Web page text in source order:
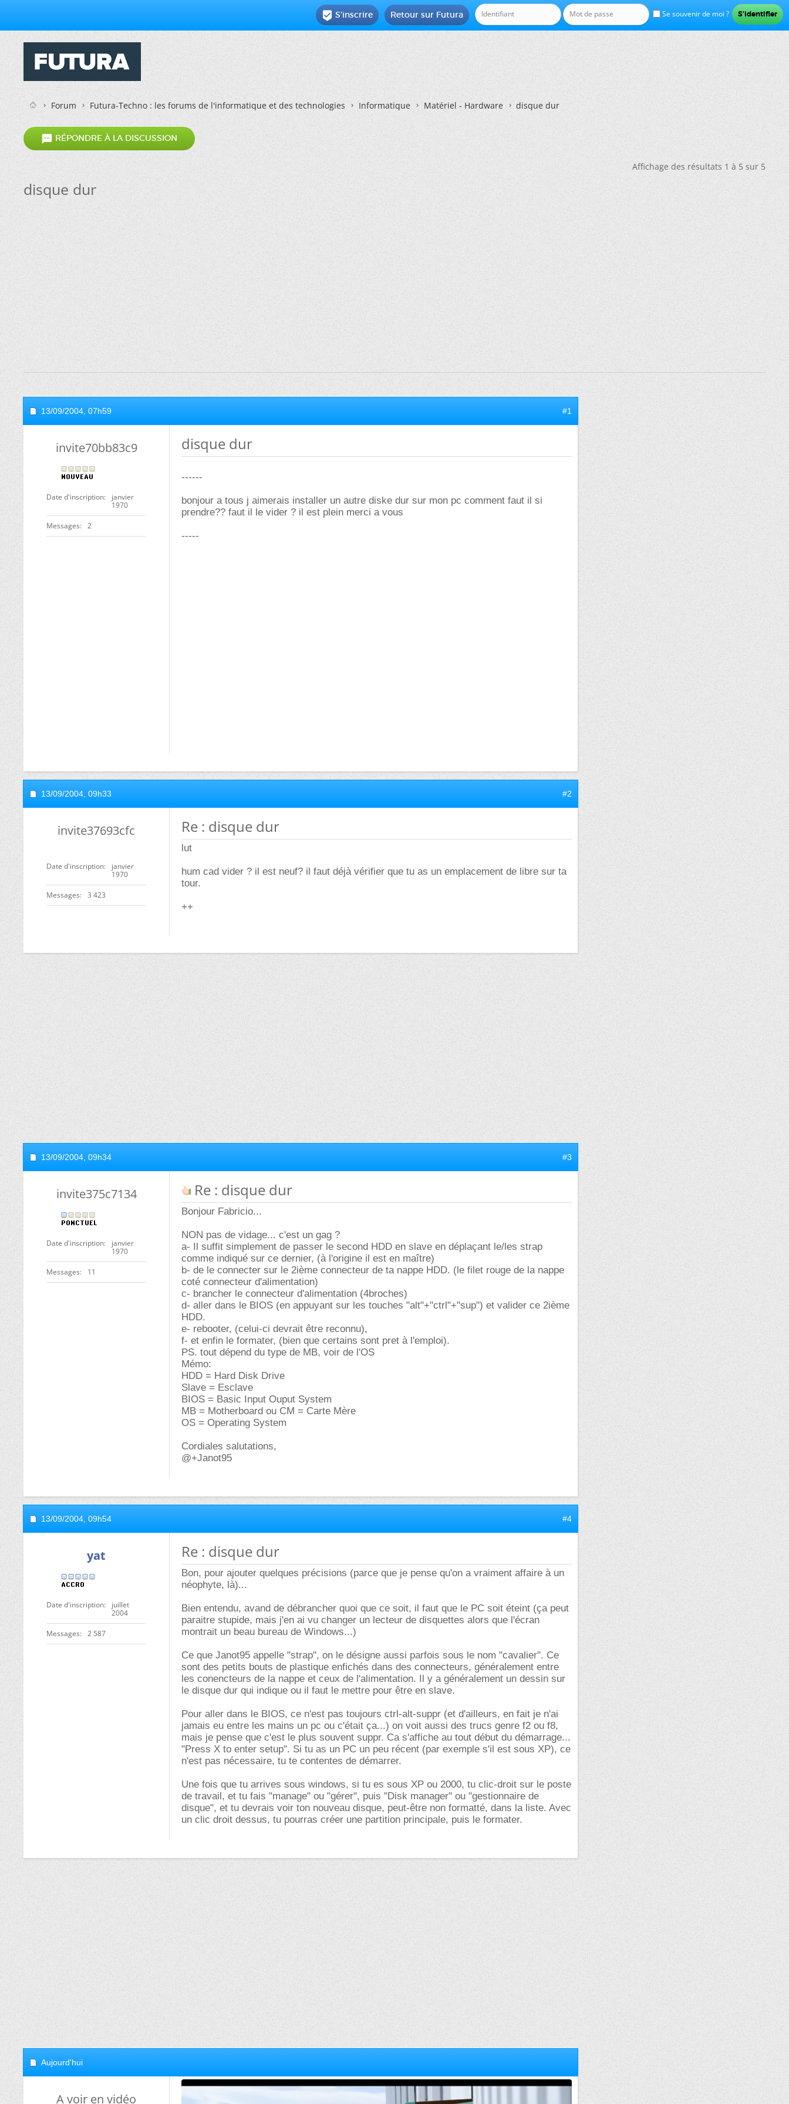
Se souvenir de moi ?
Retour sur Futura
 S'inscrire
Forum Futura-Techno : les forums de l'informatique et des technologies Informatique Matériel - Hardware disque dur
 RÉPONDRE À LA DISCUSSION
Affichage des résultats 1 à 5 sur 5
disque dur
13/09/2004, 07h59 #1
invite70bb83c9
Date d'inscription
janvier
1970
Messages 2
disque dur
------
bonjour a tous j aimerais installer un autre diske dur sur mon pc comment faut il si
prendre?? faut il le vider ? il est plein merci a vous
-----
13/09/2004, 09h33 #2
invite37693cfc
Date d'inscription
janvier
1970
Messages 3 423
Re : disque dur
lut
hum cad vider ? il est neuf? il faut déjà vérifier que tu as un emplacement de libre sur ta
tour.
++
13/09/2004, 09h34 #3
invite375c7134
Date d'inscription
janvier
1970
Messages 11
Re : disque dur
Bonjour Fabricio...
NON pas de vidage... c'est un gag ?
a- Il suffit simplement de passer le second HDD en slave en déplaçant le/les strap
comme indiqué sur ce dernier, (à l'origine il est en maître)
b- de le connecter sur le 2ième connecteur de ta nappe HDD. (le filet rouge de la nappe
coté connecteur d'alimentation)
c- brancher le connecteur d'alimentation (4broches)
d- aller dans le BIOS (en appuyant sur les touches "alt"+"ctrl"+"sup") et valider ce 2ième
HDD.
e- rebooter, (celui-ci devrait être reconnu),
f- et enfin le formater, (bien que certains sont pret à l'emploi).
PS. tout dépend du type de MB, voir de l'OS
Mémo:
HDD = Hard Disk Drive
Slave = Esclave
BIOS = Basic Input Ouput System
MB = Motherboard ou CM = Carte Mère
OS = Operating System
Cordiales salutations,
@+Janot95
13/09/2004, 09h54 #4
yat
Date d'inscription
juillet
2004
Messages 2 587
Re : disque dur
Bon, pour ajouter quelques précisions (parce que je pense qu'on a vraiment affaire à un
néophyte, là)...
Bien entendu, avand de débrancher quoi que ce soit, il faut que le PC soit éteint (ça peut
paraitre stupide, mais j'en ai vu changer un lecteur de disquettes alors que l'écran
montrait un beau bureau de Windows...)
Ce que Janot95 appelle "strap", on le désigne aussi parfois sous le nom "cavalier". Ce
sont des petits bouts de plastique enfichés dans des connecteurs, généralement entre
les conencteurs de la nappe et ceux de l'alimentation. Il y a généralement un dessin sur
le disque dur qui indique ou il faut le mettre pour être en slave.
Pour aller dans le BIOS, ce n'est pas toujours ctrl-alt-suppr (et d'ailleurs, en fait je n'ai
jamais eu entre les mains un pc ou c'était ça...) on voit aussi des trucs genre f2 ou f8,
mais je pense que c'est le plus souvent suppr. Ca s'affiche au tout début du démarrage...
"Press X to enter setup". Si tu as un PC un peu récent (par exemple s'il est sous XP), ce
n'est pas nécessaire, tu te contentes de démarrer.
Une fois que tu arrives sous windows, si tu es sous XP ou 2000, tu clic-droit sur le poste
de travail, et tu fais "manage" ou "gérer", puis "Disk manager" ou "gestionnaire de
disque", et tu devrais voir ton nouveau disque, peut-être non formatté, dans la liste. Avec
un clic droit dessus, tu pourras créer une partition principale, puis le formater.
Aujourd'hui
A voir en vidéo